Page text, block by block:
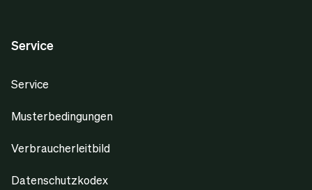
Service
Service
Musterbedingungen
Verbraucherleitbild
Datenschutzkodex